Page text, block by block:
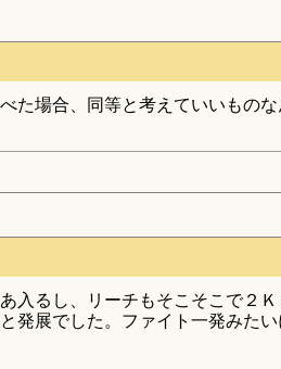
た場合、同等と考えていいものな
るし、リーチもそこそこで２Ｋ
発展でした。ファイト一発みた